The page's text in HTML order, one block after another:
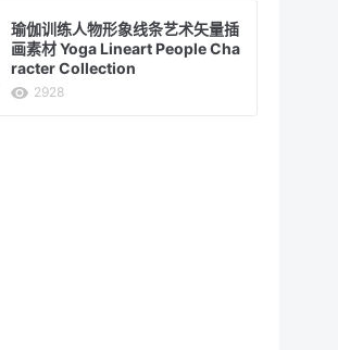
瑜伽训练人物形象线条艺术矢量插
画素材 Yoga Lineart People Cha
racter Collection
2928